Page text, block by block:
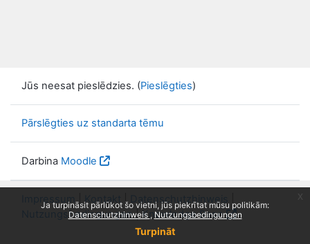
Ja turpināsit pārlūkot šo vietni, jūs piekrītat mūsu politikām:
Datenschutzhinweis
Nutzungsbedingungen
Turpināt
Jūs neesat pieslēdzies. (Pieslēgties)
Pārslēgties uz standarta tēmu
Darbina Moodle
Impressum |Kontakt | Datenschutzhinweis
Nutzungsbedingungen|Knowledge Base